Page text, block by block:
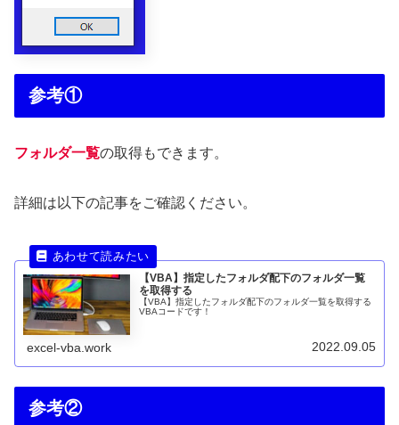
参考①
フォルダ一覧の取得もできます。
詳細は以下の記事をご確認ください。
【VBA】指定したフォルダ配下のフォルダ一覧
を取得する
【VBA】指定したフォルダ配下のフォルダ一覧を取得する
VBAコードです！
excel-vba.work 2022.09.05
参考②